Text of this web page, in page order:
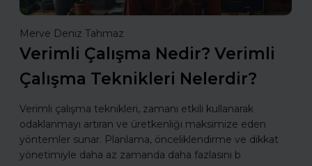
Merve Deniz Tahmaz
Verimli Çalışma Nedir? Verimli
Çalışma Teknikleri Nelerdir?
Verimli çalışma teknikleri, zamanı etkili kullanarak
odaklanmayı artıran ve üretkenliği maksimize eden
yöntemler sunar. Planlama, önceliklendirme ve dikkat
yönetimiyle daha az zamanda daha fazlasını b